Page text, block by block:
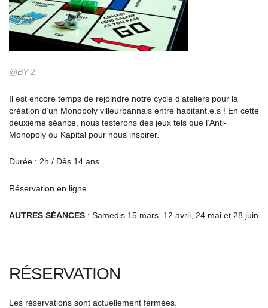
@BY 2
Il est encore temps de rejoindre notre cycle d’ateliers pour la
création d’un Monopoly villeurbannais entre habitant.e.s ! En cette
deuxième séance, nous testerons des jeux tels que l’Anti-
Monopoly ou Kapital pour nous inspirer.
Durée : 2h / Dès 14 ans
Réservation en ligne
AUTRES SÉANCES : Samedis 15 mars, 12 avril, 24 mai et 28 juin
RÉSERVATION
Les réservations sont actuellement fermées.